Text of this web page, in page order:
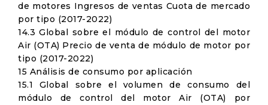
de motores Ingresos de ventas Cuota de mercado
por tipo (2017-2022)
14.3 Global sobre el módulo de control del motor
Air (OTA) Precio de venta de módulo de motor por
tipo (2017-2022)
15 Análisis de consumo por aplicación
15.1 Global sobre el volumen de consumo del
módulo de control del motor Air (OTA) por